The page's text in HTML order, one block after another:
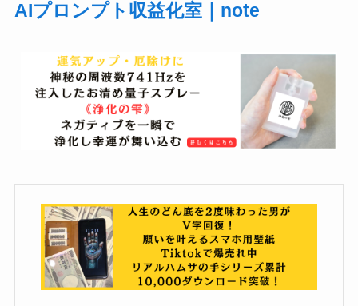
AIプロンプト収益化室｜note